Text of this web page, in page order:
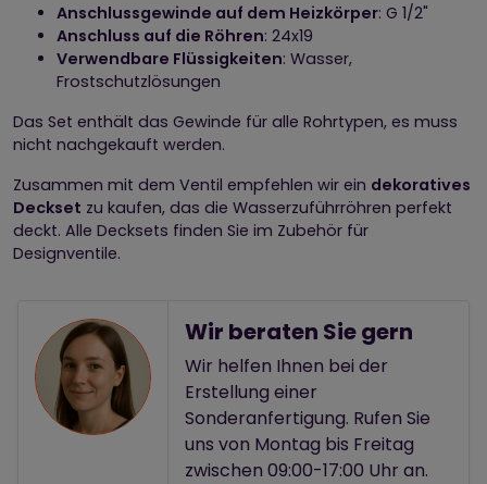
Anschlussgewinde auf dem Heizkörper: G 1/2"
Anschluss auf die Röhren: 24x19
Verwendbare Flüssigkeiten: Wasser,
Frostschutzlösungen
Das Set enthält das Gewinde für alle Rohrtypen, es muss
nicht nachgekauft werden.
Zusammen mit dem Ventil empfehlen wir ein dekoratives
Deckset zu kaufen, das die Wasserzuführröhren perfekt
deckt. Alle Decksets finden Sie im Zubehör für
Designventile.
Wir beraten Sie gern
Wir helfen Ihnen bei der
Erstellung einer
Sonderanfertigung. Rufen Sie
uns von Montag bis Freitag
zwischen 09:00-17:00 Uhr an.